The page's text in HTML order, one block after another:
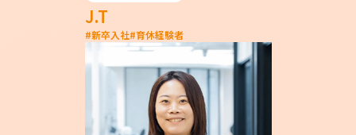
J.T
#新卒入社#育休経験者